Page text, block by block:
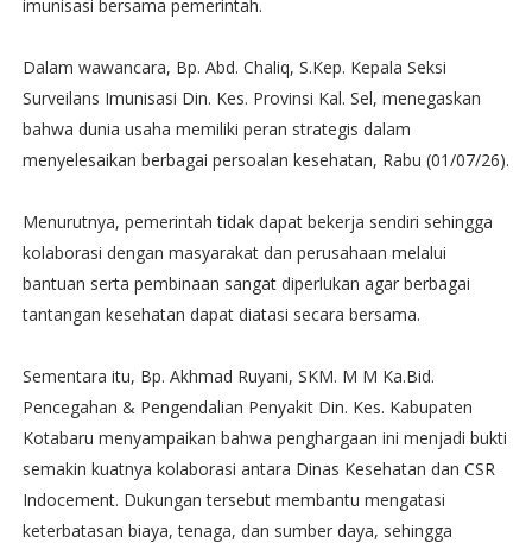
imunisasi bersama pemerintah.
Dalam wawancara, Bp. Abd. Chaliq, S.Kep. Kepala Seksi
Surveilans Imunisasi Din. Kes. Provinsi Kal. Sel, menegaskan
bahwa dunia usaha memiliki peran strategis dalam
menyelesaikan berbagai persoalan kesehatan, Rabu (01/07/26).
Menurutnya, pemerintah tidak dapat bekerja sendiri sehingga
kolaborasi dengan masyarakat dan perusahaan melalui
bantuan serta pembinaan sangat diperlukan agar berbagai
tantangan kesehatan dapat diatasi secara bersama.
Sementara itu, Bp. Akhmad Ruyani, SKM. M M Ka.Bid.
Pencegahan & Pengendalian Penyakit Din. Kes. Kabupaten
Kotabaru menyampaikan bahwa penghargaan ini menjadi bukti
semakin kuatnya kolaborasi antara Dinas Kesehatan dan CSR
Indocement. Dukungan tersebut membantu mengatasi
keterbatasan biaya, tenaga, dan sumber daya, sehingga